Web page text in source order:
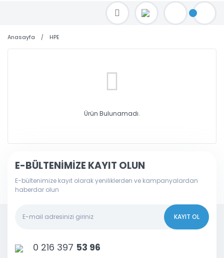
TOPTAN FİYAT ALMAK İÇİN satis@toptanbilgisayar.net MAİL ATINIZ.
SİPARİŞLERİNİZİ AYNI GÜN KARGO İLE GÖNDERİYORUZ!
Anasayfa HPE
Ürün Bulunamadı.
E-BÜLTENİMİZE KAYIT OLUN
E-bültenimize kayıt olarak yeniliklerden ve kampanyalardan
haberdar olun
KAYIT OL
0 216 397 53 96